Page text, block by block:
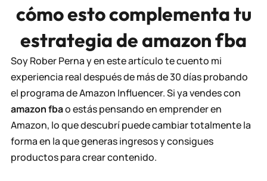
cómo esto complementa tu
estrategia de amazon fba
Soy Rober Perna y en este artículo te cuento mi
experiencia real después de más de 30 días probando
el programa de Amazon Influencer. Si ya vendes con
amazon fbao estás pensando en emprender en
Amazon, lo que descubrí puede cambiar totalmente la
forma en la que generas ingresos y consigues
productos para crear contenido.